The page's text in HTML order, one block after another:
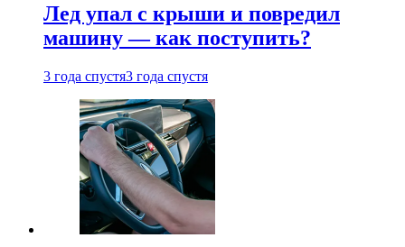
Лед упал с крыши и повредил
машину — как поступить?
3 года спустя3 года спустя